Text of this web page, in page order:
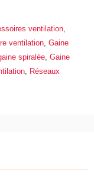
ventilation
ventilation Gaine
spiralée Gaine
Réseaux